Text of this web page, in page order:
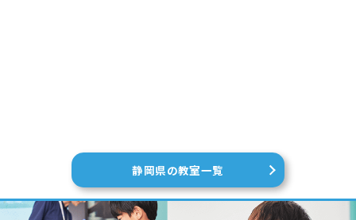
静岡県の教室一覧